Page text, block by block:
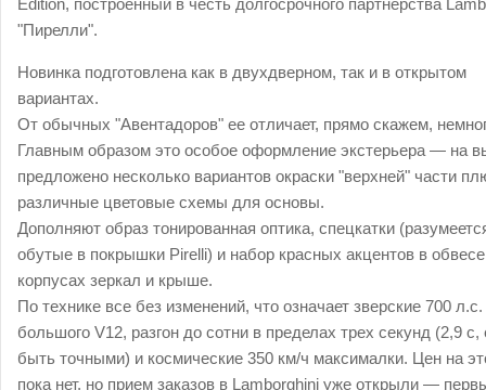
Edition, построенный в честь долгосрочного партнерства
"Пирелли".
Новинка подготовлена как в двухдверном, так и в открытом
вариантах.
От обычных "Авентадоров" ее отличает, прямо скажем,
Главным образом это особое оформление экстерьера — на
предложено несколько вариантов окраски "верхней" части
различные цветовые схемы для основы.
Дополняют образ тонированная оптика, спецкатки
обутые в покрышки Pirelli) и набор красных акцентов в
корпусах зеркал и крыше.
По технике все без изменений, что означает зверские 700 л.с.
большого V12, разгон до сотни в пределах трех секунд (2,9 с,
быть точными) и космические 350 км/ч максималки. Цен на
пока нет, но прием заказов в Lamborghini уже открыли —